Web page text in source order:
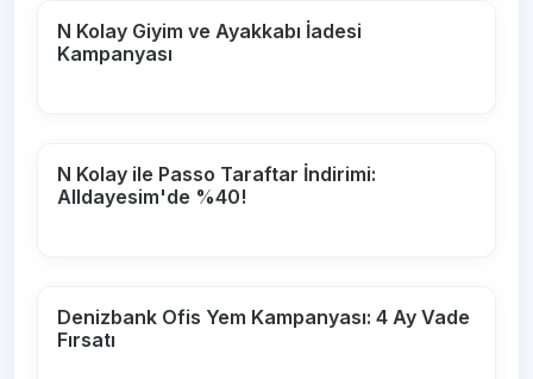
N Kolay Giyim ve Ayakkabı İadesi
Kampanyası
N Kolay ile Passo Taraftar İndirimi:
Alldayesim'de %40!
Denizbank Ofis Yem Kampanyası: 4 Ay Vade
Fırsatı